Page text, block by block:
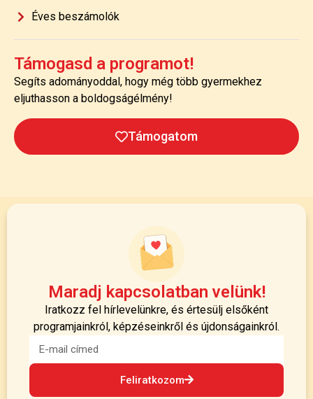
Éves beszámolók
Támogasd a programot!
Segíts adományoddal, hogy még több gyermekhez
eljuthasson a boldogságélmény!
Támogatom
Maradj kapcsolatban velünk!
Iratkozz fel hírlevelünkre, és értesülj elsőként
programjainkról, képzéseinkről és újdonságainkról.
Feliratkozom